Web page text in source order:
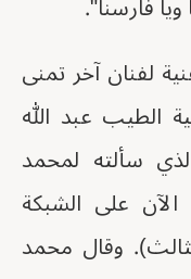
لفنان آخر تمنى
الطيب عبد الله
سألته لمحمد
على الشبكة
وقال محمد